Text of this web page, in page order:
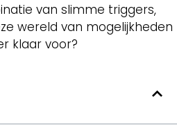
van slimme triggers,
wereld van mogelijkheden
klaar voor?